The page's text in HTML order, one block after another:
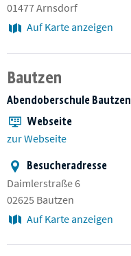
01477 Arnsdorf
Auf Karte anzeigen
Bautzen
Abendoberschule Bautzen
Webseite
zur Webseite
Besucheradresse
Daimlerstraße 6
02625 Bautzen
Auf Karte anzeigen